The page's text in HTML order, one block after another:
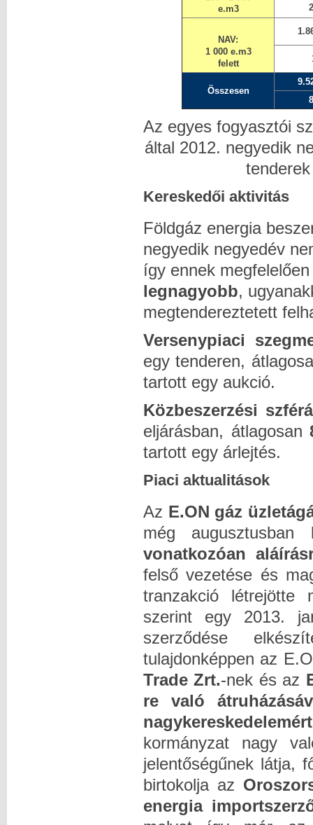
e.m3
NAV:
1 000 e.m3
felett
Összesen
Az egyes fogyasztói
által 2012. negyedik
Kereskedői aktivitás
Földgáz energia
negyedik negyedév
így ennek
legnagyobb,
megtendereztetett
Versenypiaci
egy tenderen,
tartott egy aukció.
Közbeszerzési
eljárásban, átlagosan
tartott egy árlejtés.
Piaci aktualitások
Az E.ON gáz
még
vonatkozóan
felső vezetése és
tranzakció létrejötte
szerint egy 2013.
szerződése
tulajdonképpen az
Trade Zrt.-nek és az
re való
nagykereskedelemért
kormányzat nagy
jelentőségűnek látja,
birtokolja az
energia